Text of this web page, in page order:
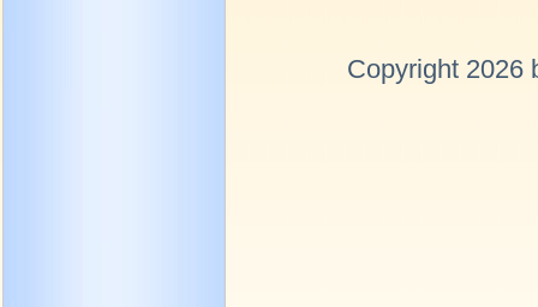
Copyright 2026